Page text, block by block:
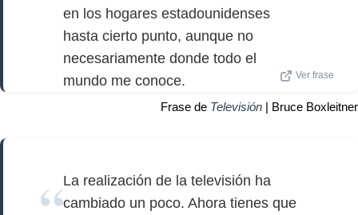
en los hogares estadounidenses
hasta cierto punto, aunque no
necesariamente donde todo el
mundo me conoce.
Ver frase
Frase de Televisión | Bruce Boxleitner
La realización de la televisión ha
cambiado un poco. Ahora tienes que